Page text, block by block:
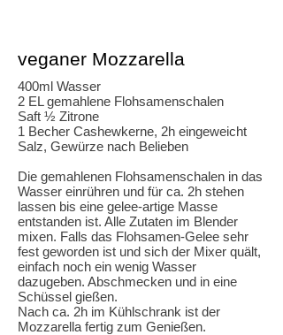
veganer Mozzarella
400ml Wasser
2 EL gemahlene Flohsamenschalen
Saft ½ Zitrone
1 Becher Cashewkerne, 2h eingeweicht
Salz, Gewürze nach Belieben
Die gemahlenen Flohsamenschalen in das
Wasser einrühren und für ca. 2h stehen
lassen bis eine gelee-artige Masse
entstanden ist. Alle Zutaten im Blender
mixen. Falls das Flohsamen-Gelee sehr
fest geworden ist und sich der Mixer quält,
einfach noch ein wenig Wasser
dazugeben. Abschmecken und in eine
Schüssel gießen.
Nach ca. 2h im Kühlschrank ist der
Mozzarella fertig zum Genießen.